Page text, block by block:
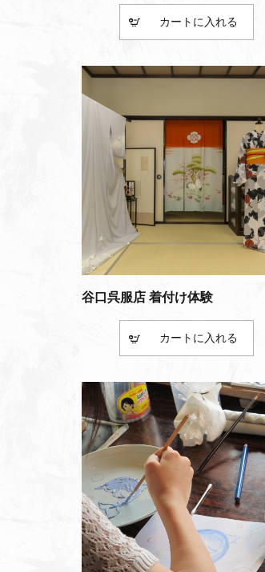
カート
谷口呉服店 着付け体験
カート